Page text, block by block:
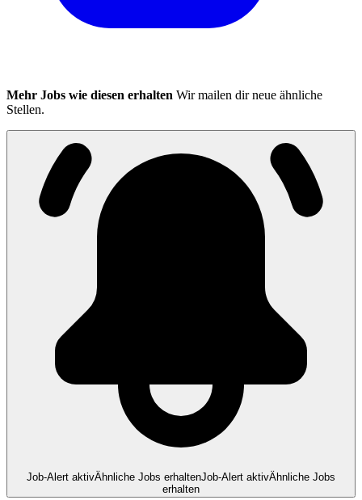
Mehr Jobs wie diesen erhalten Wir mailen dir neue ähnliche
Stellen.
Job-Alert aktivÄhnliche Jobs erhaltenJob-Alert aktivÄhnliche Jobs
erhalten